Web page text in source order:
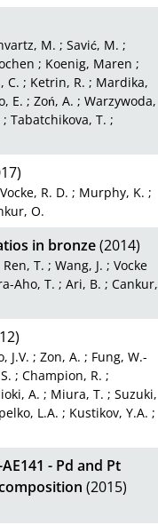
M. ;Savić, M. ;
; Koenig, Maren ;
C. ; Ketrin, R. ; Mardika,
E. ; Zoń, A. ; Warzywoda,
; Tabatchikova, T. ;
Vocke, R. D. ; Murphy, K. ;
O.
in bronze(2014)
Ren, T. ;Wang, J. ;Vocke
Aho, T. ; Ari, B. ; Cankur,
J.V. ;Zon, A. ; Fung, W.-
; Champion, R. ;
A. ; Miura, T. ; Suzuki,
L.A. ; Kustikov, Y.A. ;
- Pd and Pt
(2015)